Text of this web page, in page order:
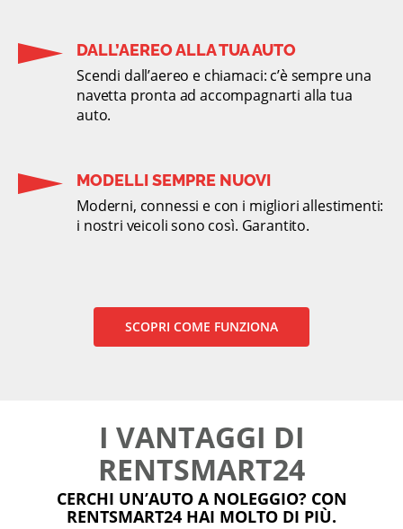
DALL’AEREO ALLA TUA AUTO
Scendi dall’aereo e chiamaci: c’è sempre una
navetta pronta ad accompagnarti alla tua
auto.
MODELLI SEMPRE NUOVI
Moderni, connessi e con i migliori allestimenti:
i nostri veicoli sono così. Garantito.
SCOPRI COME FUNZIONA
I VANTAGGI DI
RENTSMART24
CERCHI UN’AUTO A NOLEGGIO? CON
RENTSMART24 HAI MOLTO DI PIÙ.